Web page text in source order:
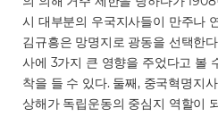
시 대부분의 우국지사들이 만주나
김규흥은 망명지로 광동을 선택한
사에 3가지 큰 영향을 주었다고 볼
착을 들 수 있다. 둘째, 중국혁명지
상해가 독립운동의 중심지 역할이